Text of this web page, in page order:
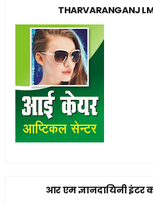
THARVARANGANJ
आर एम ज्ञानदायिनी इंटर